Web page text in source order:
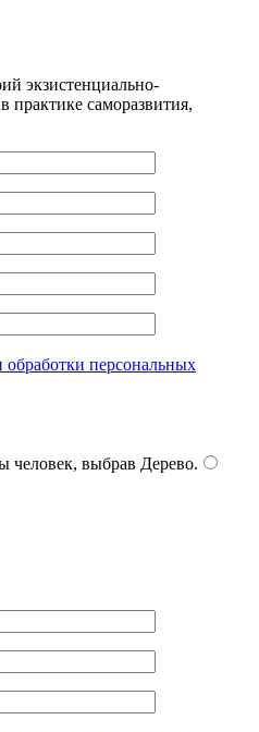
экзистенциально-
практике саморазвития,
обработки персональных
человек, выбрав Дерево.